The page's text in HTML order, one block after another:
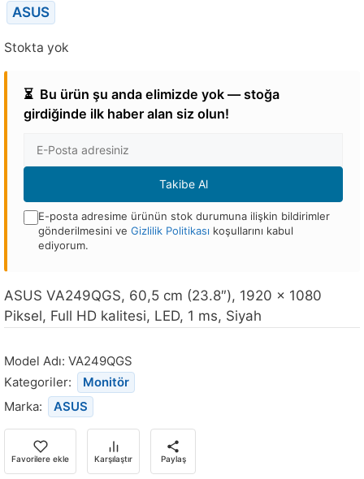
ASUS
Stokta yok
⏳ Bu ürün şu anda elimizde yok — stoğa
girdiğinde ilk haber alan siz olun!
Takibe Al
E-posta adresime ürünün stok durumuna ilişkin bildirimler
gönderilmesini ve Gizlilik Politikası koşullarını kabul
ediyorum.
ürün
stoğa
döndüğünde
almak
için
e-
posta
adresinizi
girin.
ASUS VA249QGS, 60,5 cm (23.8″), 1920 x 1080
Piksel, Full HD kalitesi, LED, 1 ms, Siyah
Model Adı: VA249QGS
Kategoriler:
Monitör
Marka:
ASUS
Favorilere ekle Karşılaştır Paylaş